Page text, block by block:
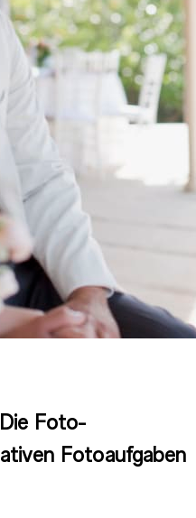
Foto-
Fotoaufgaben